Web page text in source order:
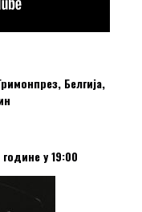
Белгија,
у 19:00